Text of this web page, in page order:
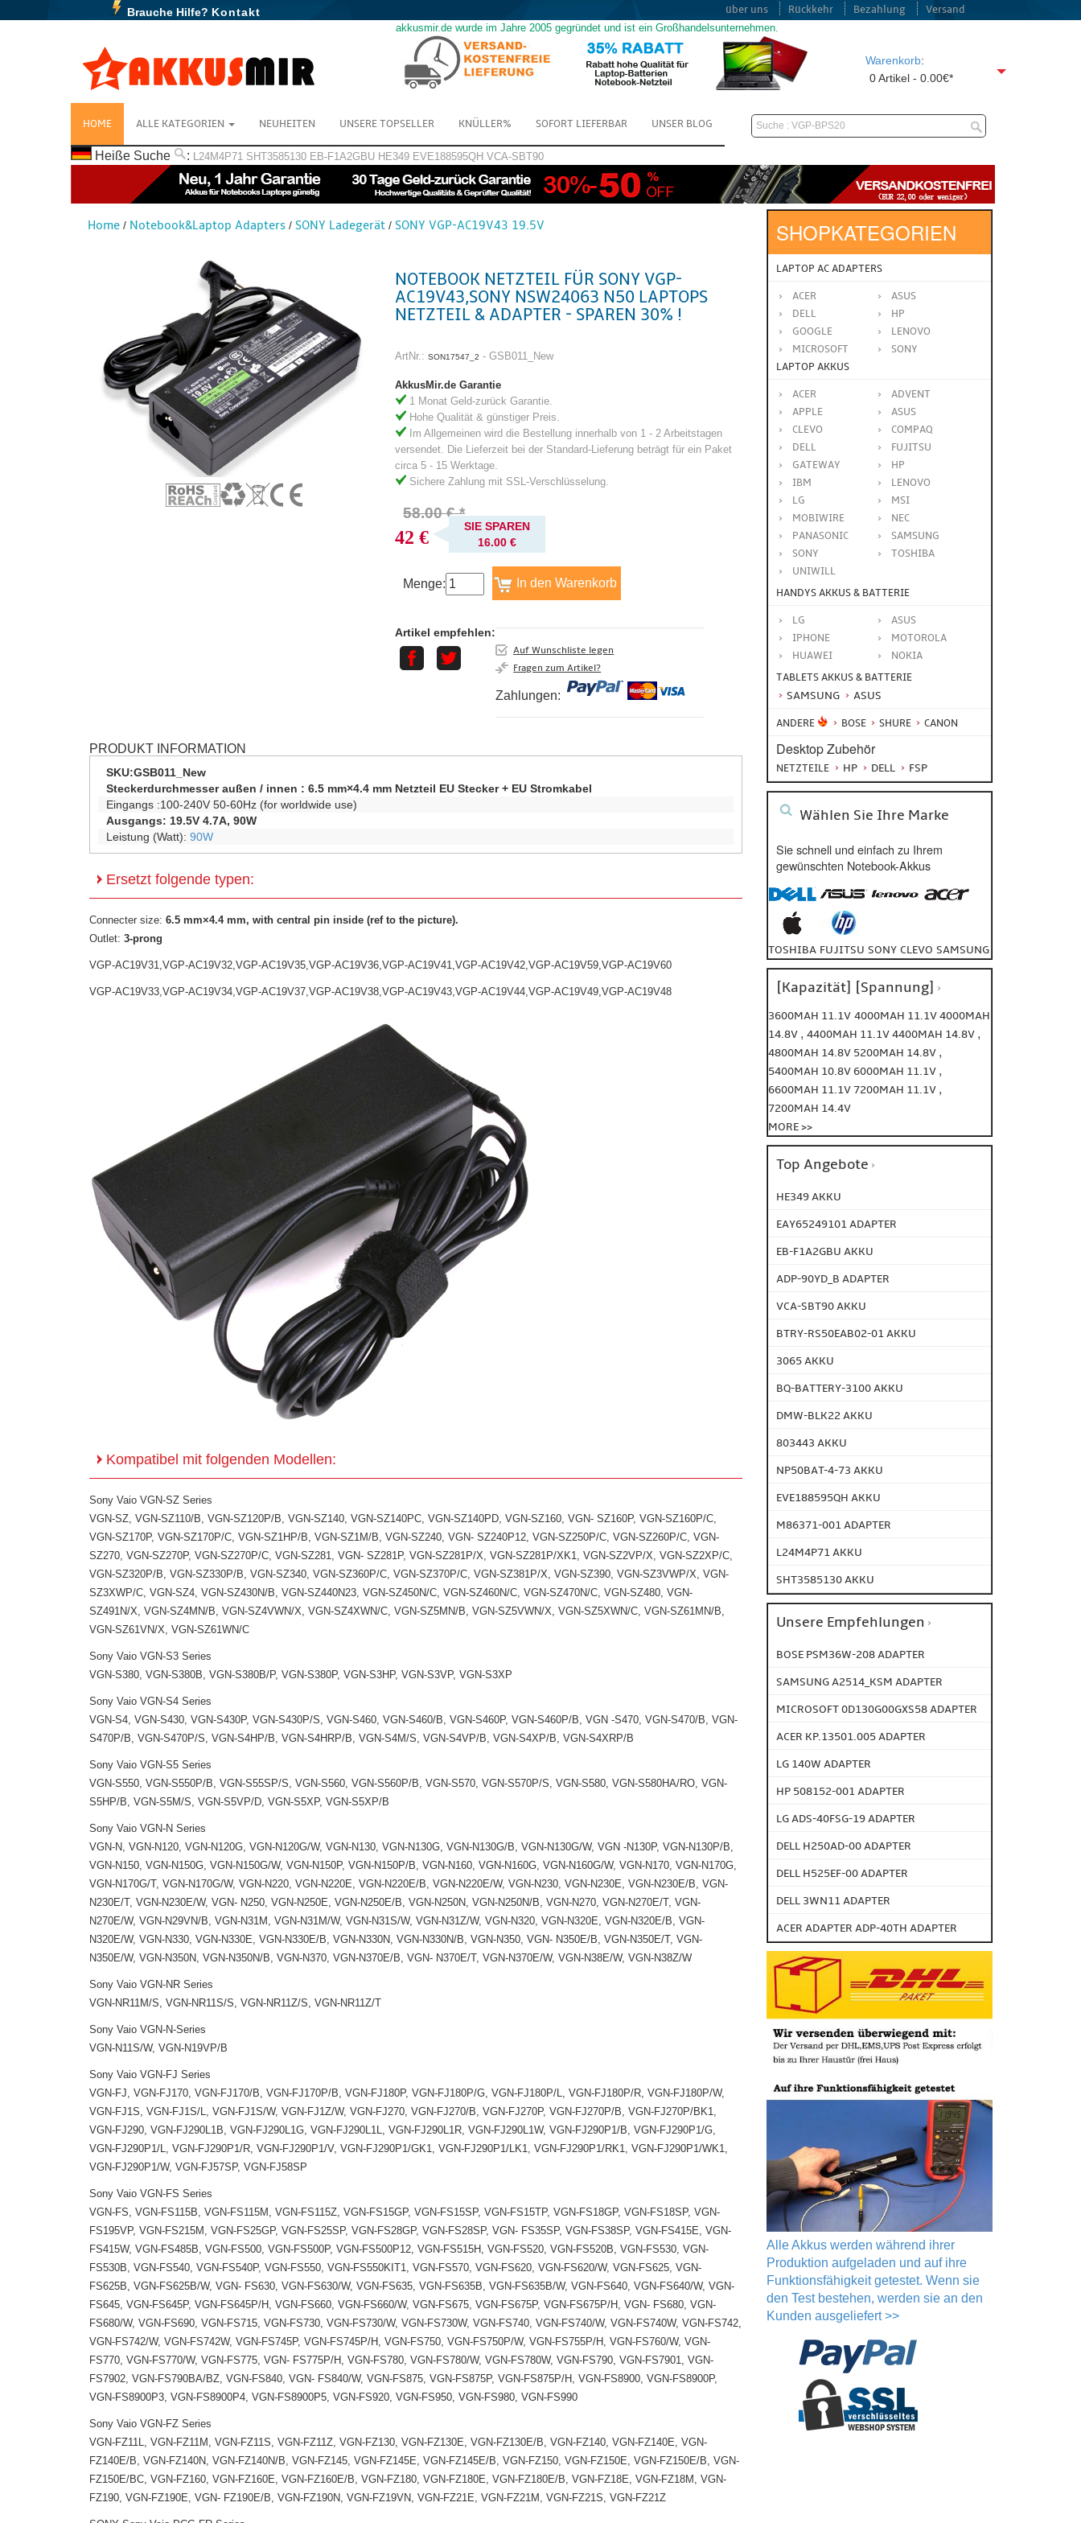
Brauche Hilfe? Kontakt über uns Rückkehr Bezahlung Versand
akkusmir.de wurde im Jahre 2005 gegründet und ist ein Großhandelsunternehmen.
Warenkorb:
0 Artikel - 0.00€*
HOME ALLE KATEGORIEN NEUHEITEN UNSERE TOPSELLER KNÜLLER% SOFORT LIEFERBAR UNSER BLOG
Heiße Suche : L24M4P71 SHT3585130 EB-F1A2GBU HE349 EVE188595QH VCA-SBT90
Home/ Notebook&Laptop Adapters/ SONY Ladegerät/ SONY VGP-AC19V43 19.5V
NOTEBOOK NETZTEIL FÜR SONY VGP-
AC19V43,SONY NSW24063 N50 LAPTOPS
NETZTEIL & ADAPTER - SPAREN 30% !
ArtNr.:SON17547_2 - GSB011_New
AkkusMir.de Garantie
1 Monat Geld-zurück Garantie.
Hohe Qualität & günstiger Preis.
Im Allgemeinen wird die Bestellung innerhalb von 1 - 2 Arbeitstagen
versendet. Die Lieferzeit bei der Standard-Lieferung beträgt für ein Paket
circa 5 - 15 Werktage.
Sichere Zahlung mit SSL-Verschlüsselung.
58.00 € *
42 €
SIE SPAREN
16.00 €
Menge:
Artikel empfehlen:
Auf Wunschliste legen
Fragen zum Artikel?
Zahlungen:
PRODUKT INFORMATION
SKU:GSB011_New
Steckerdurchmesser außen / innen :6.5 mm×4.4 mm Netzteil EU Stecker + EU Stromkabel
Eingangs :100-240V 50-60Hz (for worldwide use)
Ausgangs: 19.5V 4.7A, 90W
Leistung (Watt):90W
Ersetzt folgende typen:
Connecter size: 6.5 mm×4.4 mm, with central pin inside (ref to the picture).
Outlet:3-prong
VGP-AC19V31,VGP-AC19V32,VGP-AC19V35,VGP-AC19V36,VGP-AC19V41,VGP-AC19V42,VGP-AC19V59,VGP-AC19V60
VGP-AC19V33,VGP-AC19V34,VGP-AC19V37,VGP-AC19V38,VGP-AC19V43,VGP-AC19V44,VGP-AC19V49,VGP-AC19V48
Kompatibel mit folgenden Modellen:
Sony Vaio VGN-SZ Series
VGN-SZ, VGN-SZ110/B, VGN-SZ120P/B, VGN-SZ140, VGN-SZ140PC, VGN-SZ140PD, VGN-SZ160, VGN- SZ160P, VGN-SZ160P/C,
VGN-SZ170P, VGN-SZ170P/C, VGN-SZ1HP/B, VGN-SZ1M/B, VGN-SZ240, VGN- SZ240P12, VGN-SZ250P/C, VGN-SZ260P/C, VGN-
SZ270, VGN-SZ270P, VGN-SZ270P/C, VGN-SZ281, VGN- SZ281P, VGN-SZ281P/X, VGN-SZ281P/XK1, VGN-SZ2VP/X, VGN-SZ2XP/C,
VGN-SZ320P/B, VGN-SZ330P/B, VGN-SZ340, VGN-SZ360P/C, VGN-SZ370P/C, VGN-SZ381P/X, VGN-SZ390, VGN-SZ3VWP/X, VGN-
SZ3XWP/C, VGN-SZ4, VGN-SZ430N/B, VGN-SZ440N23, VGN-SZ450N/C, VGN-SZ460N/C, VGN-SZ470N/C, VGN-SZ480, VGN-
SZ491N/X, VGN-SZ4MN/B, VGN-SZ4VWN/X, VGN-SZ4XWN/C, VGN-SZ5MN/B, VGN-SZ5VWN/X, VGN-SZ5XWN/C, VGN-SZ61MN/B,
VGN-SZ61VN/X, VGN-SZ61WN/C
Sony Vaio VGN-S3 Series
VGN-S380, VGN-S380B, VGN-S380B/P, VGN-S380P, VGN-S3HP, VGN-S3VP, VGN-S3XP
Sony Vaio VGN-S4 Series
VGN-S4, VGN-S430, VGN-S430P, VGN-S430P/S, VGN-S460, VGN-S460/B, VGN-S460P, VGN-S460P/B, VGN -S470, VGN-S470/B, VGN-
S470P/B, VGN-S470P/S, VGN-S4HP/B, VGN-S4HRP/B, VGN-S4M/S, VGN-S4VP/B, VGN-S4XP/B, VGN-S4XRP/B
Sony Vaio VGN-S5 Series
VGN-S550, VGN-S550P/B, VGN-S55SP/S, VGN-S560, VGN-S560P/B, VGN-S570, VGN-S570P/S, VGN-S580, VGN-S580HA/RO, VGN-
S5HP/B, VGN-S5M/S, VGN-S5VP/D, VGN-S5XP, VGN-S5XP/B
Sony Vaio VGN-N Series
VGN-N, VGN-N120, VGN-N120G, VGN-N120G/W, VGN-N130, VGN-N130G, VGN-N130G/B, VGN-N130G/W, VGN -N130P, VGN-N130P/B,
VGN-N150, VGN-N150G, VGN-N150G/W, VGN-N150P, VGN-N150P/B, VGN-N160, VGN-N160G, VGN-N160G/W, VGN-N170, VGN-N170G,
VGN-N170G/T, VGN-N170G/W, VGN-N220, VGN-N220E, VGN-N220E/B, VGN-N220E/W, VGN-N230, VGN-N230E, VGN-N230E/B, VGN-
N230E/T, VGN-N230E/W, VGN- N250, VGN-N250E, VGN-N250E/B, VGN-N250N, VGN-N250N/B, VGN-N270, VGN-N270E/T, VGN-
N270E/W, VGN-N29VN/B, VGN-N31M, VGN-N31M/W, VGN-N31S/W, VGN-N31Z/W, VGN-N320, VGN-N320E, VGN-N320E/B, VGN-
N320E/W, VGN-N330, VGN-N330E, VGN-N330E/B, VGN-N330N, VGN-N330N/B, VGN-N350, VGN- N350E/B, VGN-N350E/T, VGN-
N350E/W, VGN-N350N, VGN-N350N/B, VGN-N370, VGN-N370E/B, VGN- N370E/T, VGN-N370E/W, VGN-N38E/W, VGN-N38Z/W
Sony Vaio VGN-NR Series
VGN-NR11M/S, VGN-NR11S/S, VGN-NR11Z/S, VGN-NR11Z/T
Sony Vaio VGN-N-Series
VGN-N11S/W, VGN-N19VP/B
Sony Vaio VGN-FJ Series
VGN-FJ, VGN-FJ170, VGN-FJ170/B, VGN-FJ170P/B, VGN-FJ180P, VGN-FJ180P/G, VGN-FJ180P/L, VGN-FJ180P/R, VGN-FJ180P/W,
VGN-FJ1S, VGN-FJ1S/L, VGN-FJ1S/W, VGN-FJ1Z/W, VGN-FJ270, VGN-FJ270/B, VGN-FJ270P, VGN-FJ270P/B, VGN-FJ270P/BK1,
VGN-FJ290, VGN-FJ290L1B, VGN-FJ290L1G, VGN-FJ290L1L, VGN-FJ290L1R, VGN-FJ290L1W, VGN-FJ290P1/B, VGN-FJ290P1/G,
VGN-FJ290P1/L, VGN-FJ290P1/R, VGN-FJ290P1/V, VGN-FJ290P1/GK1, VGN-FJ290P1/LK1, VGN-FJ290P1/RK1, VGN-FJ290P1/WK1,
VGN-FJ290P1/W, VGN-FJ57SP, VGN-FJ58SP
Sony Vaio VGN-FS Series
VGN-FS, VGN-FS115B, VGN-FS115M, VGN-FS115Z, VGN-FS15GP, VGN-FS15SP, VGN-FS15TP, VGN-FS18GP, VGN-FS18SP, VGN-
FS195VP, VGN-FS215M, VGN-FS25GP, VGN-FS25SP, VGN-FS28GP, VGN-FS28SP, VGN- FS35SP, VGN-FS38SP, VGN-FS415E, VGN-
FS415W, VGN-FS485B, VGN-FS500, VGN-FS500P, VGN-FS500P12, VGN-FS515H, VGN-FS520, VGN-FS520B, VGN-FS530, VGN-
FS530B, VGN-FS540, VGN-FS540P, VGN-FS550, VGN-FS550KIT1, VGN-FS570, VGN-FS620, VGN-FS620/W, VGN-FS625, VGN-
FS625B, VGN-FS625B/W, VGN- FS630, VGN-FS630/W, VGN-FS635, VGN-FS635B, VGN-FS635B/W, VGN-FS640, VGN-FS640/W, VGN-
FS645, VGN-FS645P, VGN-FS645P/H, VGN-FS660, VGN-FS660/W, VGN-FS675, VGN-FS675P, VGN-FS675P/H, VGN- FS680, VGN-
FS680/W, VGN-FS690, VGN-FS715, VGN-FS730, VGN-FS730/W, VGN-FS730W, VGN-FS740, VGN-FS740/W, VGN-FS740W, VGN-FS742,
VGN-FS742/W, VGN-FS742W, VGN-FS745P, VGN-FS745P/H, VGN-FS750, VGN-FS750P/W, VGN-FS755P/H, VGN-FS760/W, VGN-
FS770, VGN-FS770/W, VGN-FS775, VGN- FS775P/H, VGN-FS780, VGN-FS780/W, VGN-FS780W, VGN-FS790, VGN-FS7901, VGN-
FS7902, VGN-FS790BA/BZ, VGN-FS840, VGN- FS840/W, VGN-FS875, VGN-FS875P, VGN-FS875P/H, VGN-FS8900, VGN-FS8900P,
VGN-FS8900P3, VGN-FS8900P4, VGN-FS8900P5, VGN-FS920, VGN-FS950, VGN-FS980, VGN-FS990
Sony Vaio VGN-FZ Series
VGN-FZ11L, VGN-FZ11M, VGN-FZ11S, VGN-FZ11Z, VGN-FZ130, VGN-FZ130E, VGN-FZ130E/B, VGN-FZ140, VGN-FZ140E, VGN-
FZ140E/B, VGN-FZ140N, VGN-FZ140N/B, VGN-FZ145, VGN-FZ145E, VGN-FZ145E/B, VGN-FZ150, VGN-FZ150E, VGN-FZ150E/B, VGN-
FZ150E/BC, VGN-FZ160, VGN-FZ160E, VGN-FZ160E/B, VGN-FZ180, VGN-FZ180E, VGN-FZ180E/B, VGN-FZ18E, VGN-FZ18M, VGN-
FZ190, VGN-FZ190E, VGN- FZ190E/B, VGN-FZ190N, VGN-FZ19VN, VGN-FZ21E, VGN-FZ21M, VGN-FZ21S, VGN-FZ21Z
SHOPKATEGORIEN
LAPTOP AC ADAPTERS
ACER
ASUS
DELL
HP
GOOGLE
LENOVO
MICROSOFT
SONY
LAPTOP AKKUS
ACER
ADVENT
APPLE
ASUS
CLEVO
COMPAQ
DELL
FUJITSU
GATEWAY
HP
IBM
LENOVO
LG
MSI
MOBIWIRE
NEC
PANASONIC
SAMSUNG
SONY
TOSHIBA
UNIWILL
HANDYS AKKUS & BATTERIE
LG
ASUS
IPHONE
MOTOROLA
HUAWEI
NOKIA
TABLETS AKKUS & BATTERIE
SAMSUNG ASUS
ANDERE BOSE SHURE CANON
Desktop Zubehör
NETZTEILE HP DELL FSP
Wählen Sie Ihre Marke
Sie schnell und einfach zu Ihrem
gewünschten Notebook-Akkus
TOSHIBA FUJITSU SONY CLEVO SAMSUNG
[Kapazität] [Spannung]
3600MAH 11.1V 4000MAH 11.1V4000MAH
14.8V , 4400MAH 11.1V4400MAH 14.8V ,
4800MAH 14.8V 5200MAH 14.8V ,
5400MAH 10.8V6000MAH 11.1V ,
6600MAH 11.1V7200MAH 11.1V ,
7200MAH 14.4V
MORE >>
Top Angebote
HE349 AKKU
EAY65249101 ADAPTER
EB-F1A2GBU AKKU
ADP-90YD_B ADAPTER
VCA-SBT90 AKKU
BTRY-RS50EAB02-01 AKKU
3065 AKKU
BQ-BATTERY-3100 AKKU
DMW-BLK22 AKKU
803443 AKKU
NP50BAT-4-73 AKKU
EVE188595QH AKKU
M86371-001 ADAPTER
L24M4P71 AKKU
SHT3585130 AKKU
Unsere Empfehlungen
BOSE PSM36W-208 ADAPTER
SAMSUNG A2514_KSM ADAPTER
MICROSOFT 0D130G00GXS58 ADAPTER
ACER KP.13501.005 ADAPTER
LG 140W ADAPTER
HP 508152-001 ADAPTER
LG ADS-40FSG-19 ADAPTER
DELL H250AD-00 ADAPTER
DELL H525EF-00 ADAPTER
DELL 3WN11 ADAPTER
ACER ADAPTER ADP-40TH ADAPTER
Alle Akkus werden während ihrer
Produktion aufgeladen und auf ihre
Funktionsfähigkeit getestet. Wenn sie
den Test bestehen, werden sie an den
Kunden ausgeliefert >>